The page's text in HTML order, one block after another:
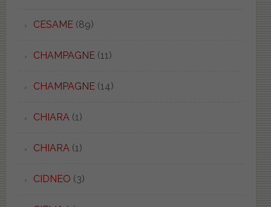
CESAME(89)
CHAMPAGNE(11)
CHAMPAGNE(14)
CHIARA(1)
CHIARA(1)
CIDNEO (3)